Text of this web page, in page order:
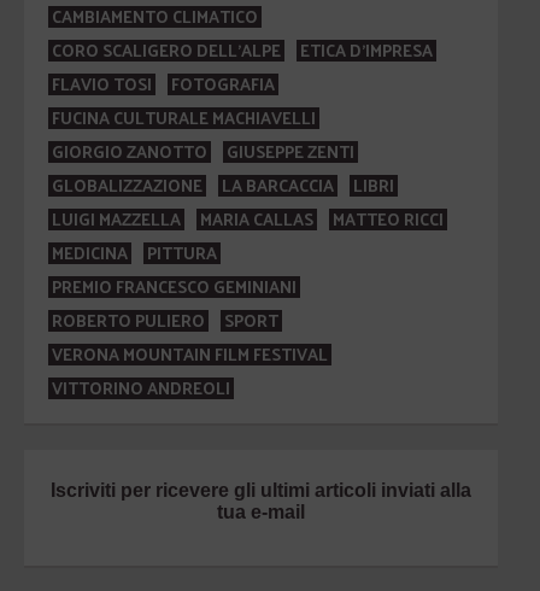
CAMBIAMENTO CLIMATICO
CORO SCALIGERO DELL'ALPE
ETICA D'IMPRESA
FLAVIO TOSI
FOTOGRAFIA
FUCINA CULTURALE MACHIAVELLI
GIORGIO ZANOTTO
GIUSEPPE ZENTI
GLOBALIZZAZIONE
LA BARCACCIA
LIBRI
LUIGI MAZZELLA
MARIA CALLAS
MATTEO RICCI
MEDICINA
PITTURA
PREMIO FRANCESCO GEMINIANI
ROBERTO PULIERO
SPORT
VERONA MOUNTAIN FILM FESTIVAL
VITTORINO ANDREOLI
Iscriviti per ricevere gli ultimi articoli inviati alla
tua e-mail